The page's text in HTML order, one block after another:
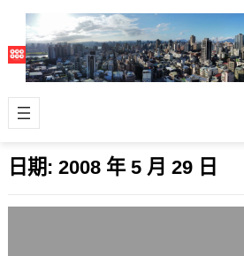
日期: 2008 年 5 月 29 日